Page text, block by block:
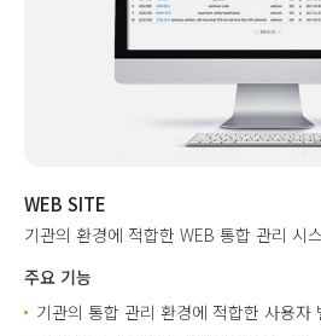
WEB SITE
기관의 환경에 적합한 WEB 통합 관리 시
주요 기능
기관의 통합 관리 환경에 적합한 사용자